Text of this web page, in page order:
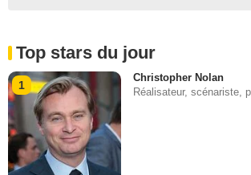
Top stars du jour
1
Christopher Nolan
Réalisateur, scénariste,